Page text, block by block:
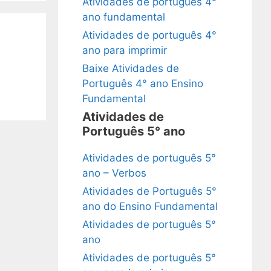
ano fundamental
Atividades de português 4°
ano para imprimir
Baixe Atividades de
Português 4° ano Ensino
Fundamental
Atividades de
Português 5° ano
Atividades de português 5°
ano – Verbos
Atividades de Português 5°
ano do Ensino Fundamental
Atividades de português 5°
ano
Atividades de português 5°